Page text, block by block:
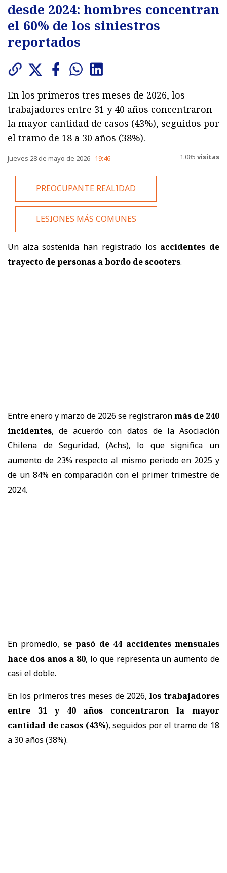
desde 2024: hombres concentran
el 60% de los siniestros
reportados
En los primeros tres meses de 2026, los
trabajadores entre 31 y 40 años concentraron
la mayor cantidad de casos (43%), seguidos por
el tramo de 18 a 30 años (38%).
Jueves 28 de mayo de 2026 19:46 1.085 visitas
PREOCUPANTE REALIDAD
LESIONES MÁS COMUNES
Un alza sostenida han registrado los accidentes de
trayecto de personas a bordo de scooters.
Entre enero y marzo de 2026 se registraronmás de 240
incidentes, de acuerdo con datos de la Asociación
Chilena de Seguridad, (Achs), lo que significa un
aumento de 23% respecto al mismo periodo en 2025 y
de un 84% en comparación con el primer trimestre de
2024.
En promedio, se pasó de 44 accidentes mensuales
hace dos años a 80, lo que representa un aumento de
casi el doble.
En los primeros tres meses de 2026,los trabajadores
entre 31 y 40 años concentraron la mayor
cantidad de casos (43%), seguidos por el tramo de 18
a 30 años (38%).